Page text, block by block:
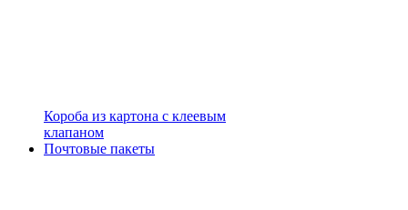
Короба из картона с клеевым
клапаном
Почтовые пакеты